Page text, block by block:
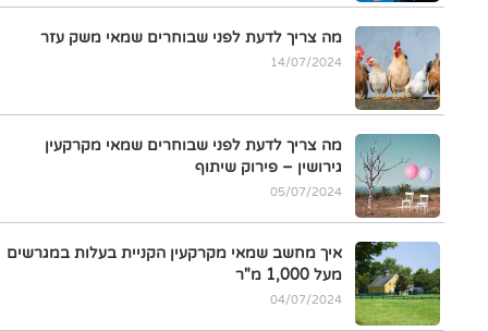
מה צריך לדעת לפני שבוחרים שמאי משק עזר
14/07/2024
מה צריך לדעת לפני שבוחרים שמאי מקרקעין
גירושין – פירוק שיתוף
05/07/2024
איך מחשב שמאי מקרקעין הקניית בעלות במגרשים
מעל 1,000 מ"ר
04/07/2024